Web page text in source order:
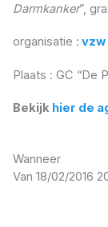
Darmkanker”,
organisatie : vzw
Plaats : GC “De
Bekijk hier de
Wanneer
Van 18/02/2016